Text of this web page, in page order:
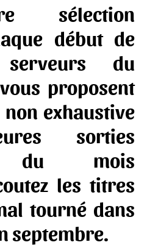
sélection
début de
du
proposent
exhaustive
sorties
du mois
les titres
tourné dans
septembre.